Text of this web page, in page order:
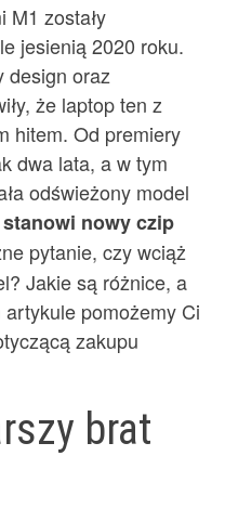
M1 zostały
jesienią 2020 roku.
design oraz
że laptop ten z
hitem. Od premiery
dwa lata, a w tym
odświeżony model
nowy czip
pytanie, czy wciąż
Jakie są różnice, a
pomożemy Ci
zakupu
brat